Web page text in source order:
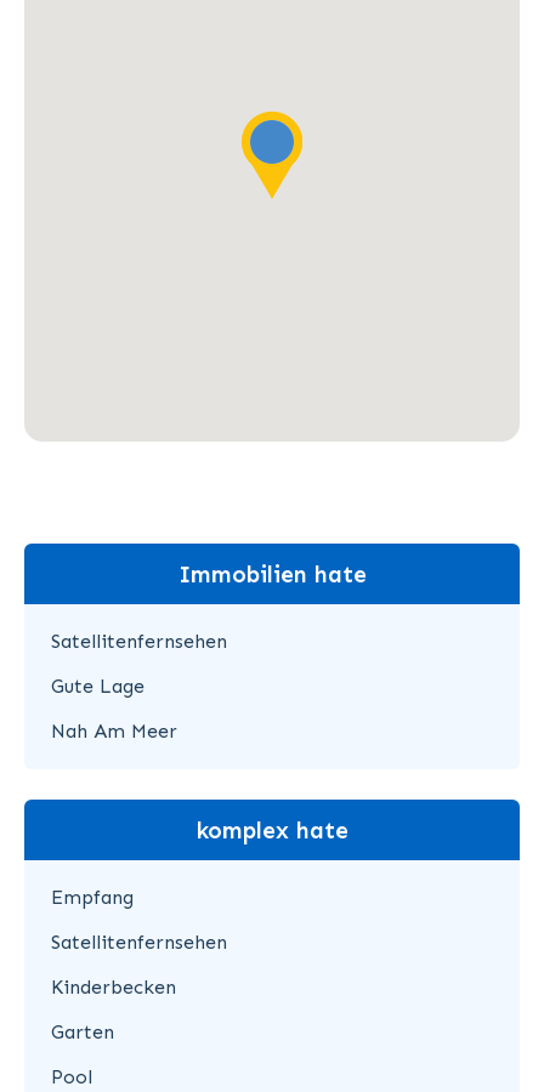
Immobilien hate
Satellitenfernsehen
Gute Lage
Nah Am Meer
komplex hate
Empfang
Satellitenfernsehen
Kinderbecken
Garten
Pool